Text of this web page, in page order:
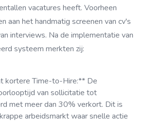
vacatures heeft. Voorheen
aan het handmatig screenen van cv's
interviews. Na de implementatie van
systeem merkten zij:
kortere Time-to-Hire:** De
van sollicitatie tot
met meer dan 30% verkort. Dit is
arbeidsmarkt waar snelle actie